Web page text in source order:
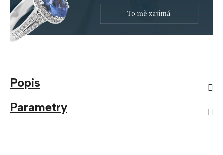
Popis
Parametry